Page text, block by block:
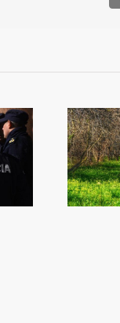
la
zones